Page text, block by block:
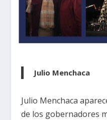
Julio Menchaca
Julio Menchaca
de los gobernadores